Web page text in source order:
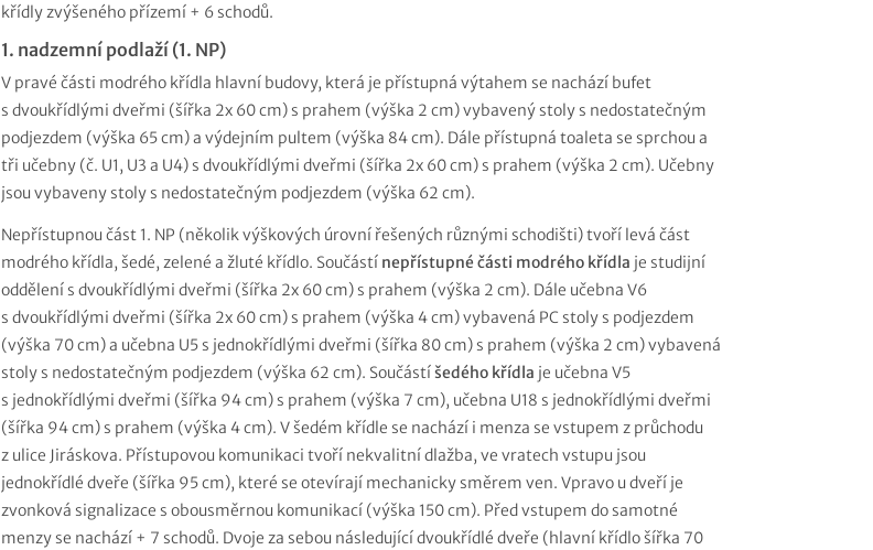
křídly zvýšeného přízemí + 6 schodů.
1. nadzemní podlaží (1. NP)
V pravé části modrého křídla hlavní budovy, která je přístupná výtahem se nachází bufet
s dvoukřídlými dveřmi (šířka 2x 60 cm) s prahem (výška 2 cm) vybavený stoly s nedostatečným
podjezdem (výška 65 cm) a výdejním pultem (výška 84 cm). Dále přístupná toaleta se sprchou a
tři učebny (č. U1, U3 a U4) s dvoukřídlými dveřmi (šířka 2x 60 cm) s prahem (výška 2 cm). Učebny
jsou vybaveny stoly s nedostatečným podjezdem (výška 62 cm).
Nepřístupnou část 1. NP (několik výškových úrovní řešených různými schodišti) tvoří levá část
modrého křídla, šedé, zelené a žluté křídlo. Součástí nepřístupné části modrého křídla je studijní
oddělení s dvoukřídlými dveřmi (šířka 2x 60 cm) s prahem (výška 2 cm). Dále učebna V6
s dvoukřídlými dveřmi (šířka 2x 60 cm) s prahem (výška 4 cm) vybavená PC stoly s podjezdem
(výška 70 cm) a učebna U5 s jednokřídlými dveřmi (šířka 80 cm) s prahem (výška 2 cm) vybavená
stoly s nedostatečným podjezdem (výška 62 cm). Součástíšedého křídla je učebna V5
s jednokřídlými dveřmi (šířka 94 cm) s prahem (výška 7 cm), učebna U18 s jednokřídlými dveřmi
(šířka 94 cm) s prahem (výška 4 cm). V šedém křídle se nachází i menza se vstupem z průchodu
z ulice Jiráskova. Přístupovou komunikaci tvoří nekvalitní dlažba, ve vratech vstupu jsou
jednokřídlé dveře (šířka 95 cm), které se otevírají mechanicky směrem ven. Vpravo u dveří je
zvonková signalizace s obousměrnou komunikací (výška 150 cm). Před vstupem do samotné
menzy se nachází + 7 schodů. Dvoje za sebou následující dvoukřídlé dveře (hlavní křídlo šířka 70